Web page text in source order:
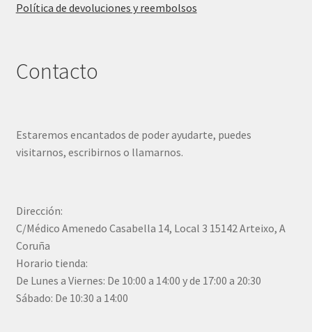
Política de devoluciones y reembolsos
Contacto
Estaremos encantados de poder ayudarte, puedes
visitarnos, escribirnos o llamarnos.
Dirección:
C/Médico Amenedo Casabella 14, Local 3 15142 Arteixo, A
Coruña
Horario tienda:
De Lunes a Viernes: De 10:00 a 14:00 y de 17:00 a 20:30
Sábado: De 10:30 a 14:00